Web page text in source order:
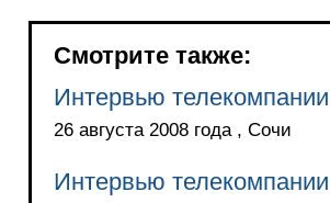
Смотрите также:
Интервью
26 августа 2008 года , Сочи
Интервью